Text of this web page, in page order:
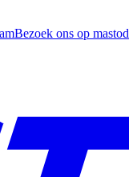
Bezoek ons op